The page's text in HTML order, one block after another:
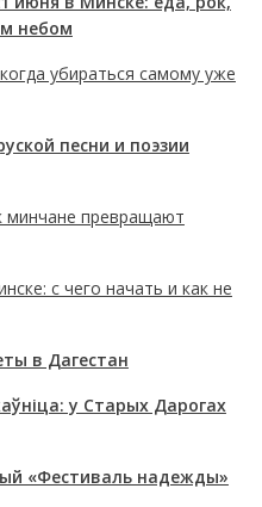
небом
убираться самому уже
песни и поэзии
минчане превращают
с чего начать и как не
в Дагестан
у Старых Дарогах
«Фестиваль надежды»